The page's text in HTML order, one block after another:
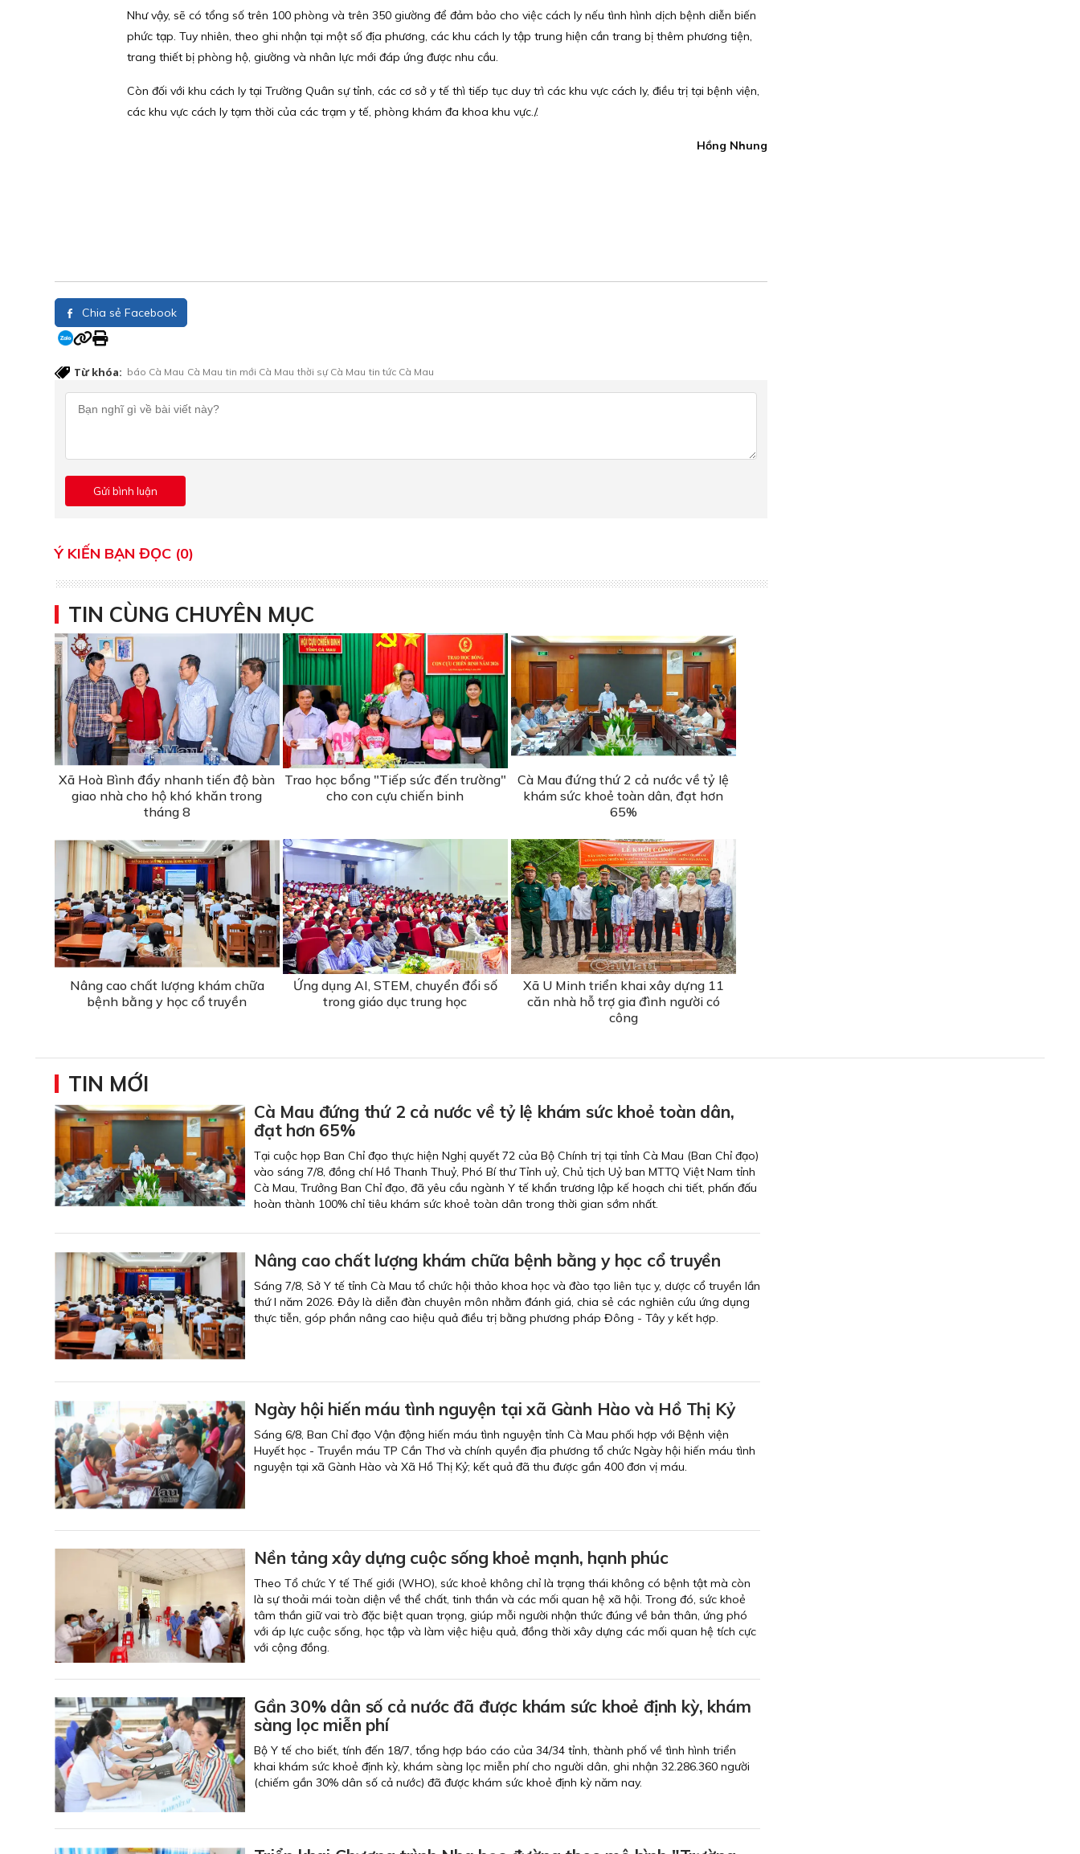
Như vậy, sẽ có tổng số trên 100 phòng và trên 350 giường để đảm bảo cho việc cách ly nếu tình hình dịch bệnh diễn biến
phức tạp. Tuy nhiên, theo ghi nhận tại một số địa phương, các khu cách ly tập trung hiện cần trang bị thêm phương tiện,
trang thiết bị phòng hộ, giường và nhân lực mới đáp ứng được nhu cầu.
Còn đối với khu cách ly tại Trường Quân sự tỉnh, các cơ sở y tế thì tiếp tục duy trì các khu vực cách ly, điều trị tại bệnh viện,
các khu vực cách ly tạm thời của các trạm y tế, phòng khám đa khoa khu vực./.
Hồng Nhung
Chia sẻ Facebook
Từ khóa: báo Cà Mau Cà Mau tin mới Cà Mau thời sự Cà Mau tin tức Cà Mau
Ý KIẾN BẠN ĐỌC (0)
TIN CÙNG CHUYÊN MỤC
Xã Hoà Bình đẩy nhanh tiến độ bàn
giao nhà cho hộ khó khăn trong
tháng 8
Trao học bổng "Tiếp sức đến trường"
cho con cựu chiến binh
Cà Mau đứng thứ 2 cả nước về tỷ lệ
khám sức khoẻ toàn dân, đạt hơn
65%
Nâng cao chất lượng khám chữa
bệnh bằng y học cổ truyền
Ứng dụng AI, STEM, chuyển đổi số
trong giáo dục trung học
Xã U Minh triển khai xây dựng 11
căn nhà hỗ trợ gia đình người có
công
TIN MỚI
Cà Mau đứng thứ 2 cả nước về tỷ lệ khám sức khoẻ toàn dân,
đạt hơn 65%
Tại cuộc họp Ban Chỉ đạo thực hiện Nghị quyết 72 của Bộ Chính trị tại tỉnh Cà Mau (Ban Chỉ đạo)
vào sáng 7/8, đồng chí Hồ Thanh Thuỷ, Phó Bí thư Tỉnh uỷ, Chủ tịch Uỷ ban MTTQ Việt Nam tỉnh
Cà Mau, Trưởng Ban Chỉ đạo, đã yêu cầu ngành Y tế khẩn trương lập kế hoạch chi tiết, phấn đấu
hoàn thành 100% chỉ tiêu khám sức khoẻ toàn dân trong thời gian sớm nhất.
Nâng cao chất lượng khám chữa bệnh bằng y học cổ truyền
Sáng 7/8, Sở Y tế tỉnh Cà Mau tổ chức hội thảo khoa học và đào tạo liên tục y, dược cổ truyền lần
thứ I năm 2026. Đây là diễn đàn chuyên môn nhằm đánh giá, chia sẻ các nghiên cứu ứng dụng
thực tiễn, góp phần nâng cao hiệu quả điều trị bằng phương pháp Đông - Tây y kết hợp.
Ngày hội hiến máu tình nguyện tại xã Gành Hào và Hồ Thị Kỷ
Sáng 6/8, Ban Chỉ đạo Vận động hiến máu tình nguyện tỉnh Cà Mau phối hợp với Bệnh viện
Huyết học - Truyền máu TP Cần Thơ và chính quyền địa phương tổ chức Ngày hội hiến máu tình
nguyện tại xã Gành Hào và Xã Hồ Thị Kỷ; kết quả đã thu được gần 400 đơn vị máu.
Nền tảng xây dựng cuộc sống khoẻ mạnh, hạnh phúc
Theo Tổ chức Y tế Thế giới (WHO), sức khoẻ không chỉ là trạng thái không có bệnh tật mà còn
là sự thoải mái toàn diện về thể chất, tinh thần và các mối quan hệ xã hội. Trong đó, sức khoẻ
tâm thần giữ vai trò đặc biệt quan trọng, giúp mỗi người nhận thức đúng về bản thân, ứng phó
với áp lực cuộc sống, học tập và làm việc hiệu quả, đồng thời xây dựng các mối quan hệ tích cực
với cộng đồng.
Gần 30% dân số cả nước đã được khám sức khoẻ định kỳ, khám
sàng lọc miễn phí
Bộ Y tế cho biết, tính đến 18/7, tổng hợp báo cáo của 34/34 tỉnh, thành phố về tình hình triển
khai khám sức khoẻ định kỳ, khám sàng lọc miễn phí cho người dân, ghi nhận 32.286.360 người
(chiếm gần 30% dân số cả nước) đã được khám sức khoẻ định kỳ năm nay.